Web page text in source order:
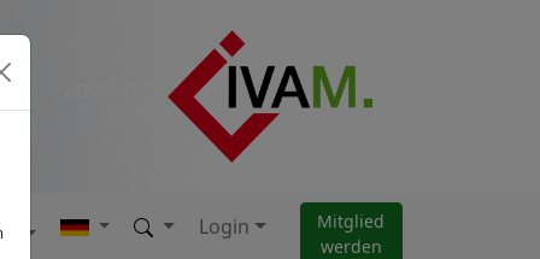
Login
Mitglied
werden